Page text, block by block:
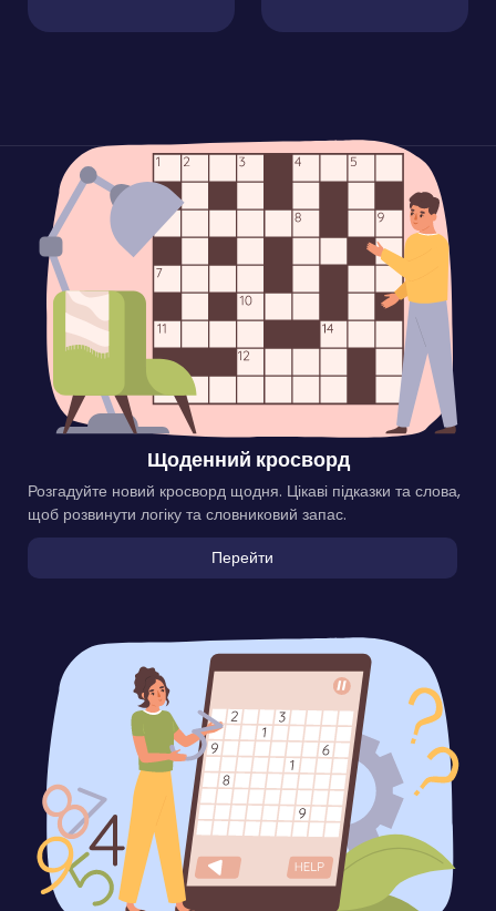
Щоденний кросворд
Розгадуйте новий кросворд щодня. Цікаві підказки та слова,
щоб розвинути логіку та словниковий запас.
Перейти